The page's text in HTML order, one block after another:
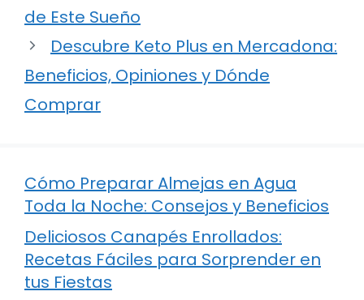
de Este Sueño
Descubre Keto Plus en Mercadona:
Beneficios, Opiniones y Dónde
Comprar
Cómo Preparar Almejas en Agua
Toda la Noche: Consejos y Beneficios
Deliciosos Canapés Enrollados:
Recetas Fáciles para Sorprender en
tus Fiestas